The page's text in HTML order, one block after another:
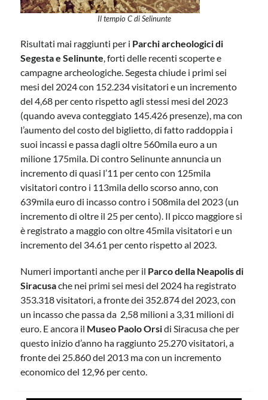
Il tempio C di Selinunte
Risultati mai raggiunti per i Parchi archeologici di
Segesta e Selinunte, forti delle recenti scoperte e
campagne archeologiche. Segesta chiude i primi sei
mesi del 2024 con 152.234 visitatori e un incremento
del 4,68 per cento rispetto agli stessi mesi del 2023
(quando aveva conteggiato 145.426 presenze), ma con
l’aumento del costo del biglietto, di fatto raddoppia i
suoi incassi e passa dagli oltre 560mila euro a un
milione 175mila. Di contro Selinunte annuncia un
incremento di quasi l’11 per cento con 125mila
visitatori contro i 113mila dello scorso anno, con
639mila euro di incasso contro i 508mila del 2023 (un
incremento di oltre il 25 per cento). Il picco maggiore si
è registrato a maggio con oltre 45mila visitatori e un
incremento del 34.61 per cento rispetto al 2023.
Numeri importanti anche per il Parco della Neapolis di
Siracusache nei primi sei mesi del 2024 ha registrato
353.318 visitatori, a fronte dei 352.874 del 2023, con
un incasso che passa da 2,58 milioni a 3,31 milioni di
euro. E ancora il Museo Paolo Orsidi Siracusa che per
questo inizio d’anno ha raggiunto 25.270 visitatori, a
fronte dei 25.860 del 2013 ma con un incremento
economico del 12,96 per cento.